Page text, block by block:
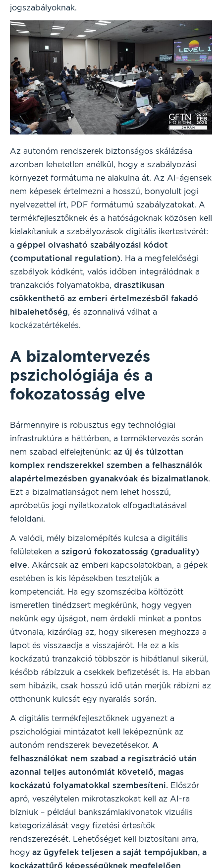
jogszabályoknak.
Az autonóm rendszerek biztonságos skálázása
azonban lehetetlen anélkül, hogy a szabályozási
környezet formátuma ne alakulna át. Az AI-ágensek
nem képesek értelmezni a hosszú, bonyolult jogi
nyelvezettel írt, PDF formátumú szabályzatokat. A
termékfejlesztőknek és a hatóságoknak közösen kell
kialakítaniuk a szabályozások digitális ikertestvérét:
a géppel olvasható szabályozási kódot
(computational regulation). Ha a megfelelőségi
szabályok kódként, valós időben integrálódnak a
tranzakciós folyamatokba, drasztikusan
csökkenthető az emberi értelmezésből fakadó
hibalehetőség, és azonnalivá válhat a
kockázatértékelés.
A bizalomtervezés
pszichológiája és a
fokozatosság elve
Bármennyire is robusztus egy technológiai
infrastruktúra a háttérben, a terméktervezés során
nem szabad elfelejtenünk: az új és túlzottan
komplex rendszerekkel szemben a felhasználók
alapértelmezésben gyanakvóak és bizalmatlanok.
Ezt a bizalmatlanságot nem lehet hosszú,
apróbetűs jogi nyilatkozatok elfogadtatásával
feloldani.
A valódi, mély bizalomépítés kulcsa a digitális
felületeken a szigorú fokozatosság (graduality)
elve. Akárcsak az emberi kapcsolatokban, a gépek
esetében is kis lépésekben teszteljük a
kompetenciát. Ha egy szomszédba költözött
ismeretlen tinédzsert megkérünk, hogy vegyen
nekünk egy újságot, nem érdekli minket a pontos
útvonala, kizárólag az, hogy sikeresen meghozza a
lapot és visszaadja a visszajárót. Ha ez a kis
kockázatú tranzakció többször is hibátlanul sikerül,
később rábízzuk a csekkek befizetését is. Ha abban
sem hibázik, csak hosszú idő után merjük rábízni az
otthonunk kulcsát egy nyaralás során.
A digitális termékfejlesztőknek ugyanezt a
pszichológiai mintázatot kell leképeznünk az
autonóm rendszerek bevezetésekor. A
felhasználókat nem szabad a regisztráció után
azonnal teljes autonómiát követelő, magas
kockázatú folyamatokkal szembesíteni. Először
apró, veszélytelen mikrotaszkokat kell az AI-ra
bízniuk – például bankszámlakivonatok vizuális
kategorizálását vagy fizetési értesítők
rendszerezését. Lehetőséget kell biztosítani arra,
hogy az ügyfelek teljesen a saját tempójukban, a
kockázattűrő képességüknek megfelelően